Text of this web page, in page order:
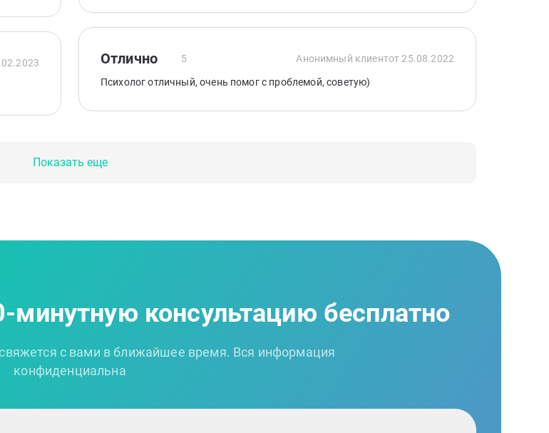
Отлично 5 Анонимный клиентот 25.08.2022
Психолог отличный, очень помог с проблемой, советую)
Показать еще
консультацию бесплатно
с вами в ближайшее время. Вся информация
конфиденциальна